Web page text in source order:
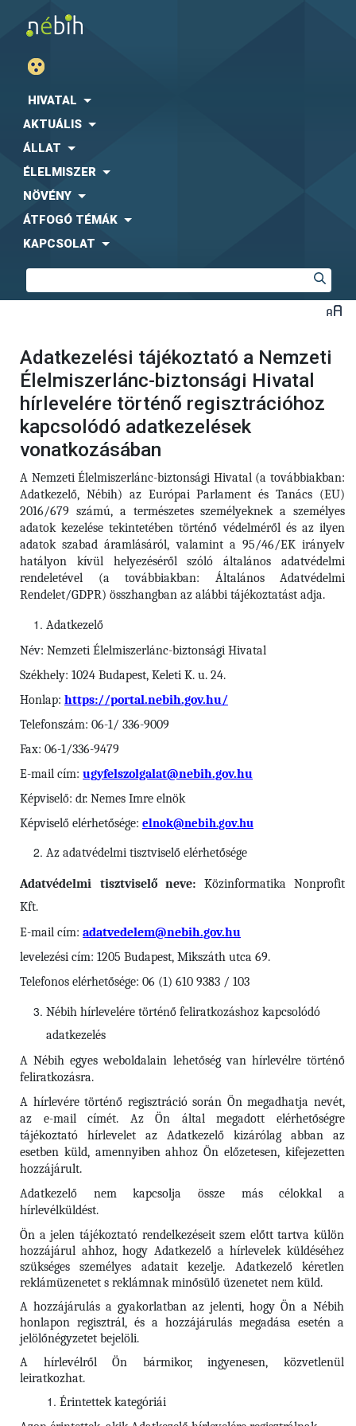
HIVATAL
AKTUÁLIS
ÁLLAT
ÉLELMISZER
NÖVÉNY
ÁTFOGÓ TÉMÁK
KAPCSOLAT
Adatkezelési tájékoztató a Nemzeti
Élelmiszerlánc-biztonsági Hivatal
hírlevelére történő regisztrációhoz
kapcsolódó adatkezelések
vonatkozásában
A Nemzeti Élelmiszerlánc-biztonsági Hivatal (a továbbiakban:
Adatkezelő, Nébih) az Európai Parlament és Tanács (EU)
2016/679 számú, a természetes személyeknek a személyes
adatok kezelése tekintetében történő védelméről és az ilyen
adatok szabad áramlásáról, valamint a 95/46/EK irányelv
hatályon kívül helyezéséről szóló általános adatvédelmi
rendeletével (a továbbiakban: Általános Adatvédelmi
Rendelet/GDPR) összhangban az alábbi tájékoztatást adja.
Adatkezelő
Név: Nemzeti Élelmiszerlánc-biztonsági Hivatal
Székhely: 1024 Budapest, Keleti K. u. 24.
Honlap: https://portal.nebih.gov.hu/
Telefonszám: 06-1/ 336-9009
Fax: 06-1/336-9479
E-mail cím: ugyfelszolgalat@nebih.gov.hu
Képviselő: dr. Nemes Imre elnök
Képviselő elérhetősége: elnok@nebih.gov.hu
Az adatvédelmi tisztviselő elérhetősége
Adatvédelmi tisztviselő neve: Közinformatika Nonprofit
Kft.
E-mail cím: adatvedelem@nebih.gov.hu
levelezési cím: 1205 Budapest, Mikszáth utca 69.
Telefonos elérhetősége: 06 (1) 610 9383 / 103
Nébih hírlevelére történő feliratkozáshoz kapcsolódó
adatkezelés
A Nébih egyes weboldalain lehetőség van hírlevélre történő
feliratkozásra.
A hírlevére történő regisztráció során Ön megadhatja nevét,
az e-mail címét. Az Ön által megadott elérhetőségre
tájékoztató hírlevelet az Adatkezelő kizárólag abban az
esetben küld, amennyiben ahhoz Ön előzetesen, kifejezetten
hozzájárult.
Adatkezelő nem kapcsolja össze más célokkal a
hírlevélküldést.
Ön a jelen tájékoztató rendelkezéseit szem előtt tartva külön
hozzájárul ahhoz, hogy Adatkezelő a hírlevelek küldéséhez
szükséges személyes adatait kezelje. Adatkezelő kéretlen
reklámüzenetet s reklámnak minősülő üzenetet nem küld.
A hozzájárulás a gyakorlatban az jelenti, hogy Ön a Nébih
honlapon regisztrál, és a hozzájárulás megadása esetén a
jelölőnégyzetet bejelöli.
A hírlevélről Ön bármikor, ingyenesen, közvetlenül
leiratkozhat.
Érintettek kategóriái